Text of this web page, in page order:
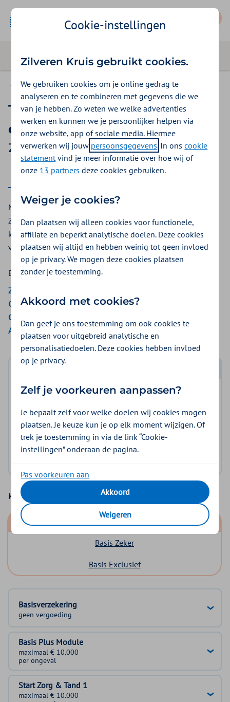
Basis Start
Tandheelkundige kosten na
een ongeval tot 18 jaar
Zilveren Kruis vergoeding 2026
2026
Moet u na een ongeluk naar de tandarts of kaakchirurg? Bij
Zilveren Kruis kunt u een vergoeding voor tandheelkundige
kosten na een ongeval krijgen vanuit de aanvullende
verzekering.
Bekijk de vergoedingen van:
ZieZo
Gemeenten Optimaal
Gemeente Amsterdam
Aon Vitaal
Log in en bekijk welke vergoeding en voorwaarden
voor u gelden.
Log in met DigiD
Kies uw basisverzekering
Basis Start
Basis Zeker
Basis Exclusief
Basisverzekering
geen vergoeding
Basis Plus Module
maximaal € 10.000
per ongeval
Start Zorg & Tand 1
maximaal € 10.000
Cookie-instellingen
Zilveren Kruis gebruikt cookies.
We gebruiken cookies om je online gedrag te
analyseren en te combineren met gegevens die we
van je hebben. Zo weten we welke advertenties
werken en kunnen we je persoonlijker helpen via
onze website, app of sociale media. Hiermee
verwerken wij jouw persoonsgegevens. In onscookie
statementvind je meer informatie over hoe wij of
onze 13 partners deze cookies gebruiken.
Weiger je cookies?
Dan plaatsen wij alleen cookies voor functionele,
affiliate en beperkt analytische doelen. Deze cookies
plaatsen wij altijd en hebben weinig tot geen invloed
op je privacy. We mogen deze cookies plaatsen
zonder je toestemming.
Akkoord met cookies?
Dan geef je ons toestemming om ook cookies te
plaatsen voor uitgebreid analytische en
personalisatiedoelen. Deze cookies hebben invloed
op je privacy.
Zelf je voorkeuren aanpassen?
Je bepaalt zelf voor welke doelen wij cookies mogen
plaatsen. Je keuze kun je op elk moment wijzigen. Of
trek je toestemming in via de link “Cookie-
instellingen” onderaan de pagina.
Pas voorkeuren aan
Akkoord
Weigeren